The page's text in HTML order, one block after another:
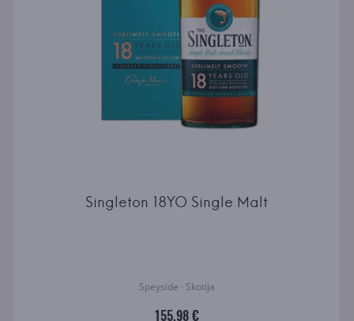
Singleton 18YO Single Malt
Speyside · Skotija
155.98 €